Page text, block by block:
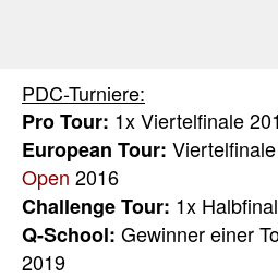
PDC-Turniere:
Pro Tour: 1x Viertelfinale
European Tour: Viertelfinale
Open 2016
Challenge Tour: 1x
Q-School: Gewinner einer
2019